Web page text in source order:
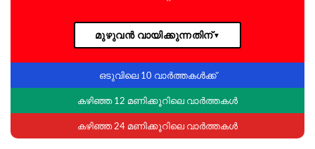
മുഴുവൻ വായിക്കുന്നതിന്▼
ഒടുവിലെ 10 വാർത്തകൾക്ക്
കഴിഞ്ഞ 12 മണിക്കൂറിലെ വാർത്തകൾ
കഴിഞ്ഞ 24 മണിക്കൂറിലെ വാർത്തകൾ